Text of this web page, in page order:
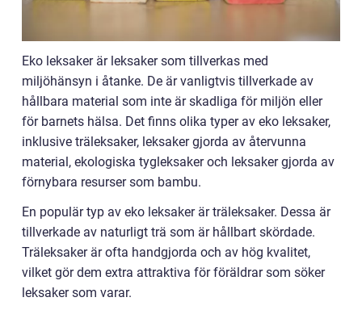
Eko leksaker är leksaker som tillverkas med
miljöhänsyn i åtanke. De är vanligtvis tillverkade av
hållbara material som inte är skadliga för miljön eller
för barnets hälsa. Det finns olika typer av eko leksaker,
inklusive träleksaker, leksaker gjorda av återvunna
material, ekologiska tygleksaker och leksaker gjorda av
förnybara resurser som bambu.
En populär typ av eko leksaker är träleksaker. Dessa är
tillverkade av naturligt trä som är hållbart skördade.
Träleksaker är ofta handgjorda och av hög kvalitet,
vilket gör dem extra attraktiva för föräldrar som söker
leksaker som varar.